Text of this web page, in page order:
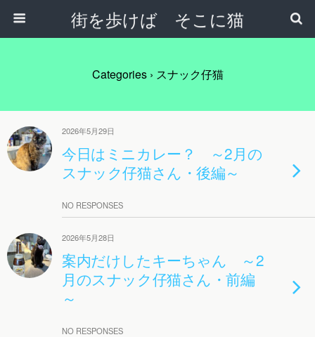
街を歩けば そこに猫
Categories › スナック仔猫
2026年5月29日
今日はミニカレー？ ～2月の
スナック仔猫さん・後編～
NO RESPONSES
2026年5月28日
案内だけしたキーちゃん ～2
月のスナック仔猫さん・前編
～
NO RESPONSES